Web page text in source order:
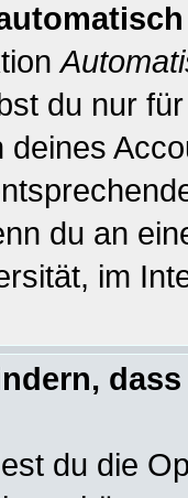
du nur
du an
im
du die